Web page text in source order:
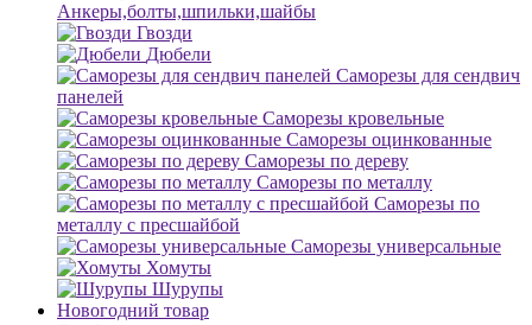
Анкеры,болты,шпильки,шайбы
Гвозди
Дюбели
Саморезы для сендвич
панелей
Саморезы кровельные
Саморезы оцинкованные
Саморезы по дереву
Саморезы по металлу
Саморезы по
металлу с пресшайбой
Саморезы универсальные
Хомуты
Шурупы
Новогодний товар